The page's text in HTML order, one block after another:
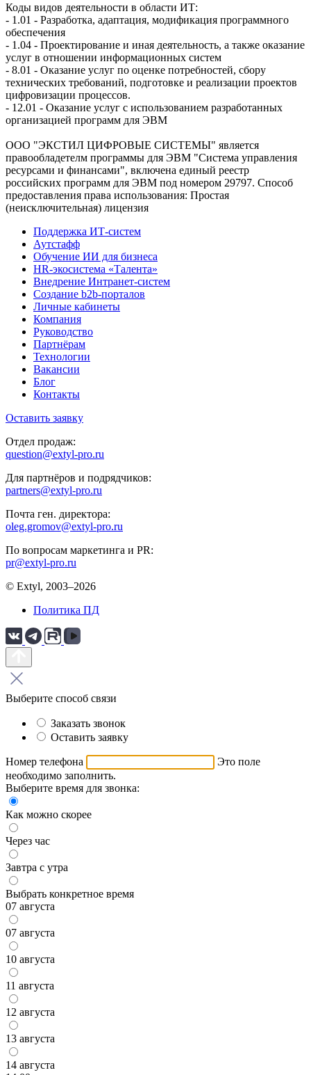
Коды видов деятельности в области ИТ:
- 1.01 - Разработка, адаптация, модификация программного
обеспечения
- 1.04 - Проектирование и иная деятельность, а также оказание
услуг в отношении информационных систем
- 8.01 - Оказание услуг по оценке потребностей, сбору
технических требований, подготовке и реализации проектов
цифровизации процессов.
- 12.01 - Оказание услуг с использованием разработанных
организацией программ для ЭВМ
ООО "ЭКСТИЛ ЦИФРОВЫЕ СИСТЕМЫ" является
правообладетелм программы для ЭВМ "Система управления
ресурсами и финансами", включена единый реестр
российских программ для ЭВМ под номером 29797. Cпособ
предоставления права использования: Простая
(неисключительная) лицензия
Поддержка ИТ-систем
Аутстафф
Обучение ИИ для бизнеса
HR-экосистема «Талента»
Внедрение Интранет-систем
Создание b2b-порталов
Личные кабинеты
Компания
Руководство
Партнёрам
Технологии
Вакансии
Блог
Контакты
Оставить заявку
Отдел продаж:
question@extyl-pro.ru
Для партнёров и подрядчиков:
partners@extyl-pro.ru
Почта ген. директора:
oleg.gromov@extyl-pro.ru
По вопросам маркетинга и PR:
pr@extyl-pro.ru
© Extyl, 2003–2026
Политика ПД
Выберите способ связи
Заказать звонок
Оставить заявку
Номер телефона
Это поле
необходимо заполнить.
Выберите время для звонка:
Как можно скорее
Через час
Завтра с утра
Выбрать конкретное время
07 августа
07 августа
10 августа
11 августа
12 августа
13 августа
14 августа